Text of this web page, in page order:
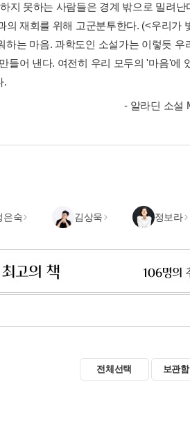
지 못하는 사람들은 경계 밖으로 밀려난
재회를 위해 고군분투한다. (<우리가
는 마음. 과학도인 소설가는 이렇듯 우
들어 낸다. 여전히 우리 모두의 '마음'에
.
- 알라딘 소설
은숙 김상욱 정보라
전체선택 보관함